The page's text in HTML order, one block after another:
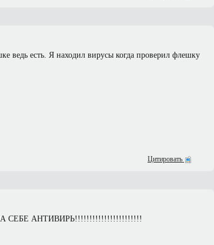
ведь есть. Я находил вирусы когда проверил флешку
Цитировать
СЕБЕ АНТИВИРЬ!!!!!!!!!!!!!!!!!!!!!!!